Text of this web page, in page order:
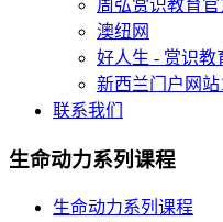
周弘赏识教育
澳纽网
好人生 - 赏识教
新西兰门户网站
联系我们
生命动力系列课程
生命动力系列课程